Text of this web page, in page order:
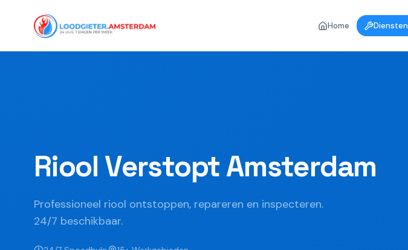
Home Diensten
Riool Verstopt Amsterdam
Professioneel riool ontstoppen, repareren en inspecteren.
24/7 beschikbaar.